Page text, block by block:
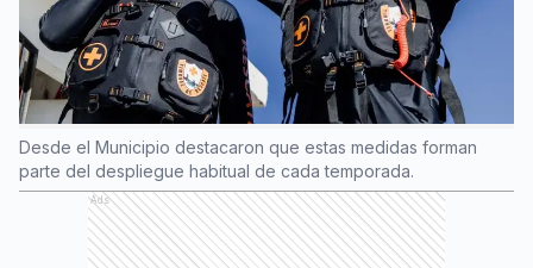
Desde el Municipio destacaron que estas medidas forman
parte del despliegue habitual de cada temporada.
Ads